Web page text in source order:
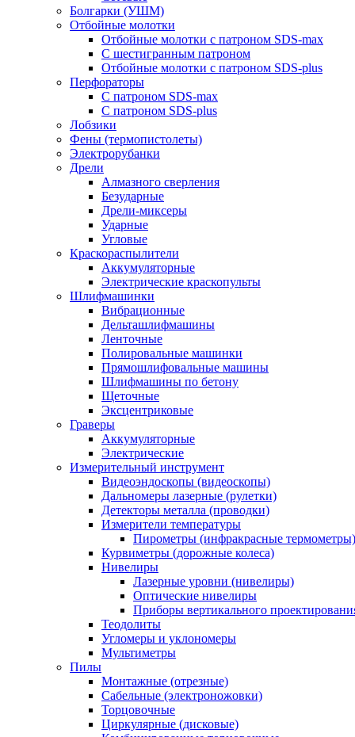
Болгарки (УШМ)
Отбойные молотки
Отбойные молотки с патроном SDS-max
С шестигранным патроном
Отбойные молотки с патроном SDS-plus
Перфораторы
С патроном SDS-max
С патроном SDS-plus
Лобзики
Фены (термопистолеты)
Электрорубанки
Дрели
Алмазного сверления
Безударные
Дрели-миксеры
Ударные
Угловые
Краскораспылители
Аккумуляторные
Электрические краскопульты
Шлифмашинки
Вибрационные
Дельташлифмашины
Ленточные
Полировальные машинки
Прямошлифовальные машины
Шлифмашины по бетону
Щеточные
Эксцентриковые
Граверы
Аккумуляторные
Электрические
Измерительный инструмент
Видеоэндоскопы (видеоскопы)
Дальномеры лазерные (рулетки)
Детекторы металла (проводки)
Измерители температуры
Пирометры (инфракрасные термометры)
Курвиметры (дорожные колеса)
Нивелиры
Лазерные уровни (нивелиры)
Оптические нивелиры
Приборы вертикального
Теодолиты
Угломеры и уклономеры
Мультиметры
Пилы
Монтажные (отрезные)
Сабельные (электроножовки)
Торцовочные
Циркулярные (дисковые)